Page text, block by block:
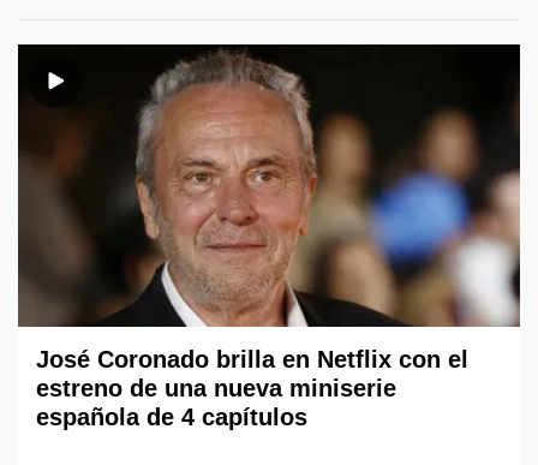
José Coronado brilla en Netflix con el
estreno de una nueva miniserie
española de 4 capítulos